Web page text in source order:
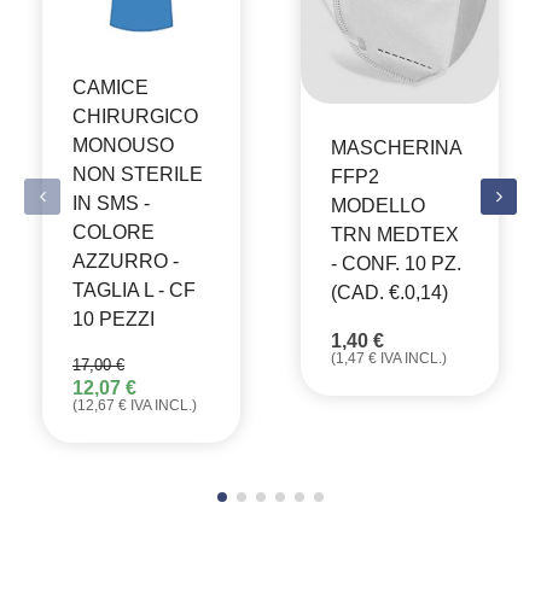
CAMICE
CHIRURGICO
MONOUSO
NON STERILE
IN SMS -
COLORE
AZZURRO -
TAGLIA L - CF
10 PEZZI
17,00€
IL
PREZZO
12,07 €
IL
PREZZO
(12,67 € IVA INCL.)
MASCHERINA
FFP2
MODELLO
TRN MEDTEX
- CONF. 10 PZ.
(CAD. €.0,14)
1,40 €
(1,47 € IVA INCL.)